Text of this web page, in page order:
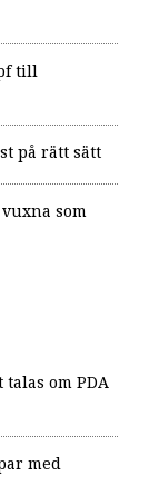
till
på rätt sätt
som
om PDA
med